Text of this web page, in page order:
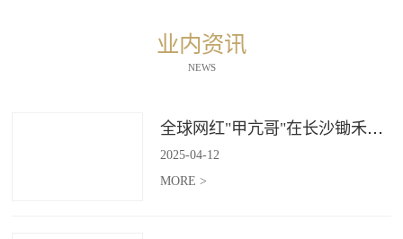
业内资讯
NEWS
全球网红"甲亢哥"在长沙锄禾打造的杜甫江阁体验参观
2025-04-12
MORE >